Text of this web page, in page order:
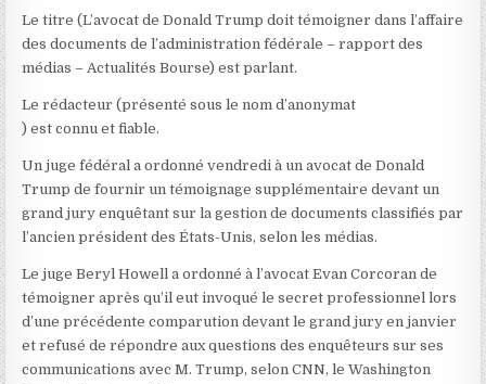
Le titre (L’avocat de Donald Trump doit témoigner dans l’affaire
des documents de l’administration fédérale – rapport des
médias – Actualités Bourse) est parlant.
Le rédacteur (présenté sous le nom d’anonymat
) est connu et fiable.
Un juge fédéral a ordonné vendredi à un avocat de Donald
Trump de fournir un témoignage supplémentaire devant un
grand jury enquêtant sur la gestion de documents classifiés par
l’ancien président des États-Unis, selon les médias.
Le juge Beryl Howell a ordonné à l’avocat Evan Corcoran de
témoigner après qu’il eut invoqué le secret professionnel lors
d’une précédente comparution devant le grand jury en janvier
et refusé de répondre aux questions des enquêteurs sur ses
communications avec M. Trump, selon CNN, le Washington